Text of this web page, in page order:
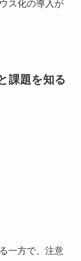
ス化の導入が
課題を知る
一方で、注意